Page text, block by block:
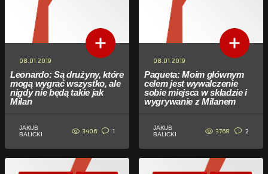
08.01.2019
Leonardo: Są drużyny, które
mogą wygrać wszystko, ale
nigdy nie będą takie jak
Milan
JAKUB
BALICKI
3406 1
08.01.2019
Paqueta: Moim głównym
celem jest wywalczenie
sobie miejsca w składzie i
wygrywanie z Milanem
JAKUB
BALICKI
3768 2